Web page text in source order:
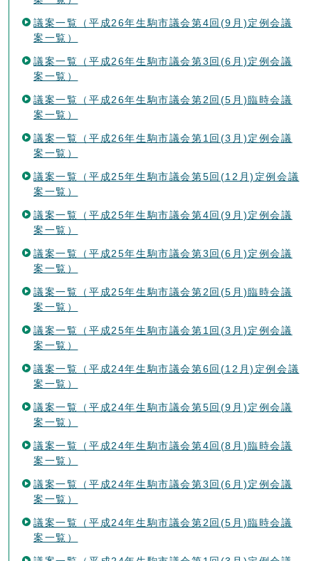
議案一覧（平成26年生駒市議会第4回(9月)定例会議
案一覧）
議案一覧（平成26年生駒市議会第3回(6月)定例会議
案一覧）
議案一覧（平成26年生駒市議会第2回(5月)臨時会議
案一覧）
議案一覧（平成26年生駒市議会第1回(3月)定例会議
案一覧）
議案一覧（平成25年生駒市議会第5回(12月)定例会議
案一覧）
議案一覧（平成25年生駒市議会第4回(9月)定例会議
案一覧）
議案一覧（平成25年生駒市議会第3回(6月)定例会議
案一覧）
議案一覧（平成25年生駒市議会第2回(5月)臨時会議
案一覧）
議案一覧（平成25年生駒市議会第1回(3月)定例会議
案一覧）
議案一覧（平成24年生駒市議会第6回(12月)定例会議
案一覧）
議案一覧（平成24年生駒市議会第5回(9月)定例会議
案一覧）
議案一覧（平成24年生駒市議会第4回(8月)臨時会議
案一覧）
議案一覧（平成24年生駒市議会第3回(6月)定例会議
案一覧）
議案一覧（平成24年生駒市議会第2回(5月)臨時会議
案一覧）